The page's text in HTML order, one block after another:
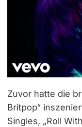
Zuvor hatte die
Britpop“
Singles, „Roll